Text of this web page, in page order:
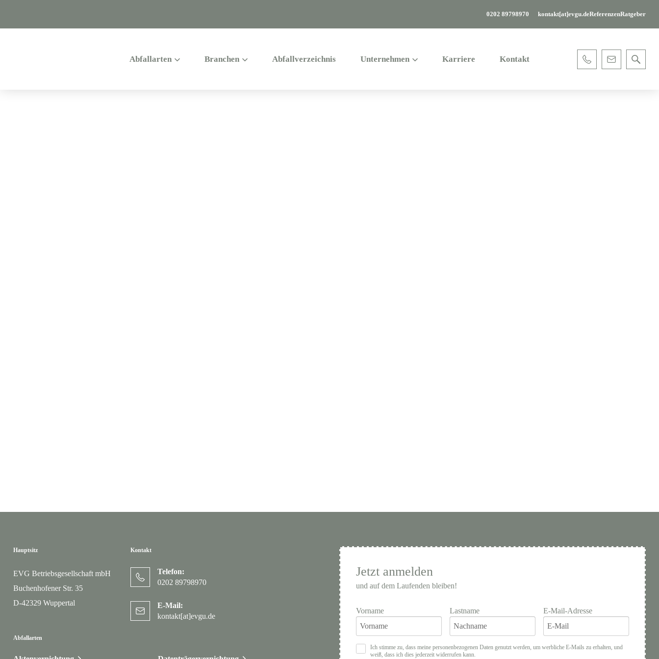
0202 89798970 kontakt[at]evgu.deReferenzenRatgeber
Abfallarten Branchen Abfallverzeichnis Unternehmen Karriere Kontakt
Hauptsitz
EVG Betriebsgesellschaft mbH
Buchenhofener Str. 35
D-42329 Wuppertal
Kontakt
Telefon:
0202 89798970
E-Mail:
kontakt[at]evgu.de
Abfallarten
Jetzt anmelden
und auf dem Laufenden bleiben!
Vorname Lastname E-Mail-Adresse
Ich stimme zu, dass meine personenbezogenen Daten genutzt werden, um werbliche E-Mails zu erhalten, und
weiß, dass ich dies jederzeit widerrufen kann.